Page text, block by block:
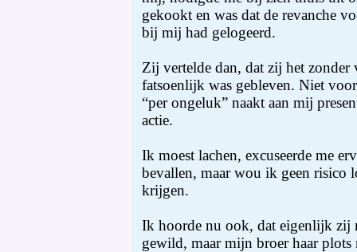
gekookt en was dat de revanche
bij mij had gelogeerd.
Zij vertelde dan, dat zij het
fatsoenlijk was gebleven. Niet
“per ongeluk” naakt aan mij
actie.
Ik moest lachen, excuseerde me
bevallen, maar wou ik geen risico
krijgen.
Ik hoorde nu ook, dat eigenlijk zij
gewild, maar mijn broer haar plots